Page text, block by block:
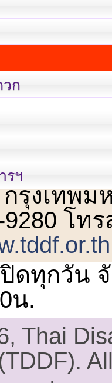
ก
รฯ
2 ถนนวิ
รุงเทพม
โท
ปิดทุกวัน
น.
Thai